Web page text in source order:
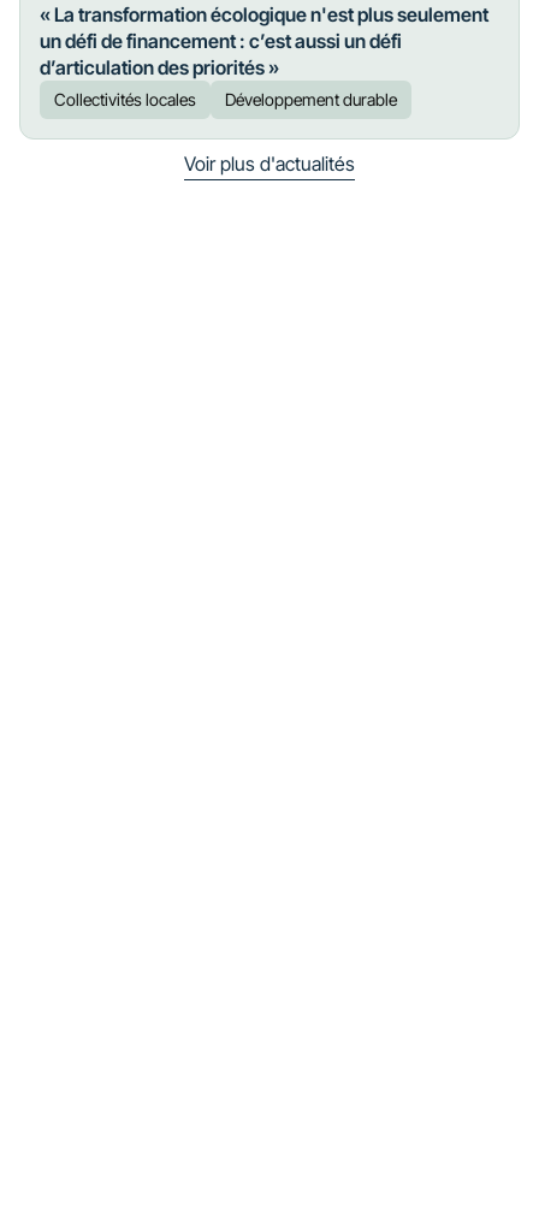
« La transformation écologique n'est plus seulement
un défi de financement : c’est aussi un défi
d’articulation des priorités »
Collectivités locales Développement durable
Voir plus d'actualités